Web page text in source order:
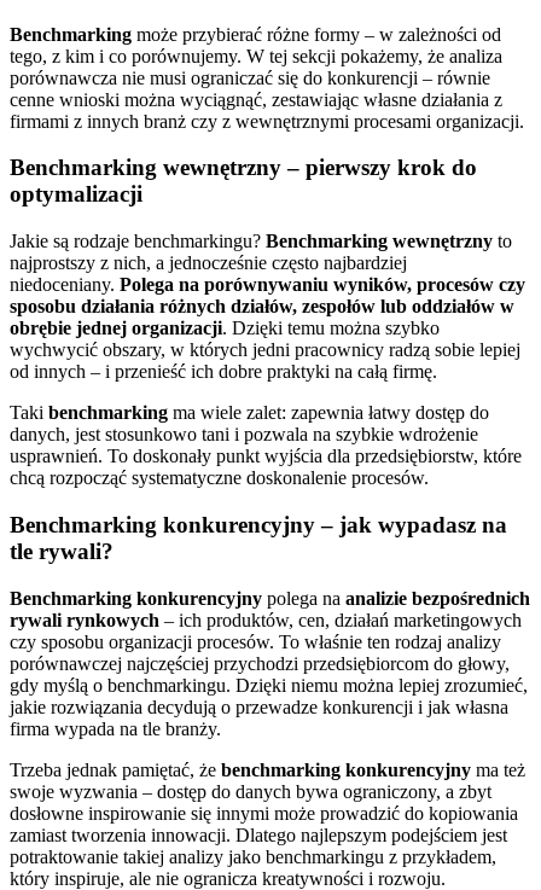
Benchmarking może przybierać różne formy – w zależności od
tego, z kim i co porównujemy. W tej sekcji pokażemy, że analiza
porównawcza nie musi ograniczać się do konkurencji – równie
cenne wnioski można wyciągnąć, zestawiając własne działania z
firmami z innych branż czy z wewnętrznymi procesami organizacji.
Benchmarking wewnętrzny – pierwszy krok do
optymalizacji
Jakie są rodzaje benchmarkingu? Benchmarking wewnętrzny to
najprostszy z nich, a jednocześnie często najbardziej
niedoceniany. Polega na porównywaniu wyników, procesów czy
sposobu działania różnych działów, zespołów lub oddziałów w
obrębie jednej organizacji. Dzięki temu można szybko
wychwycić obszary, w których jedni pracownicy radzą sobie lepiej
od innych – i przenieść ich dobre praktyki na całą firmę.
Taki benchmarking ma wiele zalet: zapewnia łatwy dostęp do
danych, jest stosunkowo tani i pozwala na szybkie wdrożenie
usprawnień. To doskonały punkt wyjścia dla przedsiębiorstw, które
chcą rozpocząć systematyczne doskonalenie procesów.
Benchmarking konkurencyjny – jak wypadasz na
tle rywali?
Benchmarking konkurencyjny polega na analizie bezpośrednich
rywali rynkowych – ich produktów, cen, działań marketingowych
czy sposobu organizacji procesów. To właśnie ten rodzaj analizy
porównawczej najczęściej przychodzi przedsiębiorcom do głowy,
gdy myślą o benchmarkingu. Dzięki niemu można lepiej zrozumieć,
jakie rozwiązania decydują o przewadze konkurencji i jak własna
firma wypada na tle branży.
Trzeba jednak pamiętać, że benchmarking konkurencyjny ma też
swoje wyzwania – dostęp do danych bywa ograniczony, a zbyt
dosłowne inspirowanie się innymi może prowadzić do kopiowania
zamiast tworzenia innowacji. Dlatego najlepszym podejściem jest
potraktowanie takiej analizy jako benchmarkingu z przykładem,
który inspiruje, ale nie ogranicza kreatywności i rozwoju.